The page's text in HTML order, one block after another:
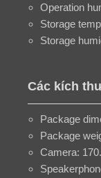
Operation
Storage
Storage
Các kích
Package
Package
Camera: